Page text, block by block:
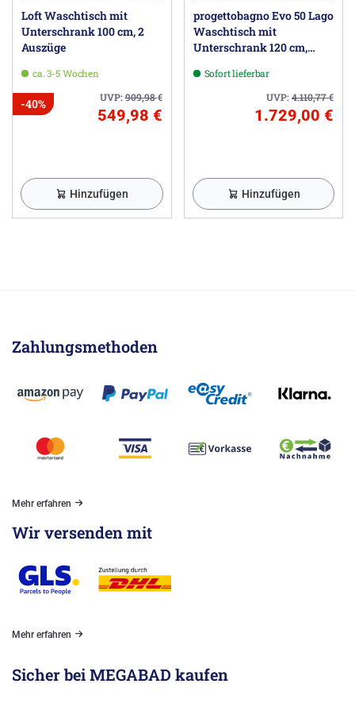
Loft Waschtisch mit
Unterschrank 100 cm, 2
Auszüge
ca. 3-5 Wochen
UVP:909,98€
-40%
549,98 €
Hinzufügen
progettobagno Evo 50 Lago
Waschtisch mit
Unterschrank 120 cm,
Sofort lieferbar
UVP:4.110,77€
1.729,00 €
Hinzufügen
Zahlungsmethoden
Mehr erfahren
Wir versenden mit
Mehr erfahren
Sicher bei MEGABAD kaufen